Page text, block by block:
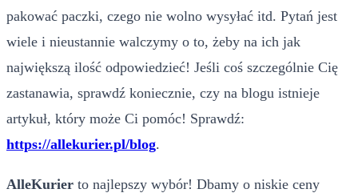
pakować paczki, czego nie wolno wysyłać itd. Pytań jest
wiele i nieustannie walczymy o to, żeby na ich jak
największą ilość odpowiedzieć! Jeśli coś szczególnie Cię
zastanawia, sprawdź koniecznie, czy na blogu istnieje
artykuł, który może Ci pomóc! Sprawdź:
https://allekurier.pl/blog.
AlleKurier to najlepszy wybór! Dbamy o niskie ceny